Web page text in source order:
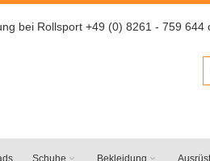
bei Rollsport +49 (0) 8261 - 759 644
Schuhe Bekleidung